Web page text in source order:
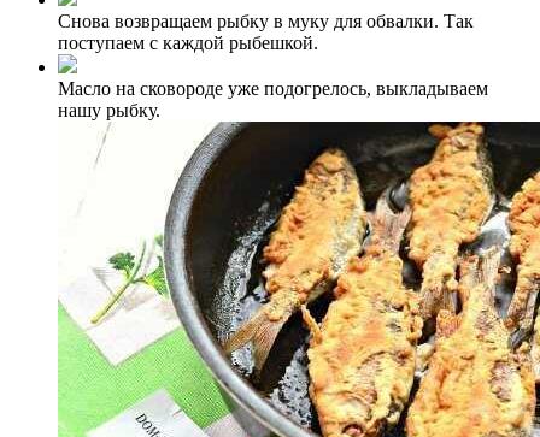
Снова возвращаем рыбку в муку для обвалки. Так
поступаем с каждой рыбешкой.
Масло на сковороде уже подогрелось, выкладываем
нашу рыбку.